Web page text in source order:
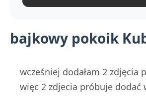
bajkowy pokoik
wcześniej dodałam 2
więc 2 zdjecia próbuje dodać